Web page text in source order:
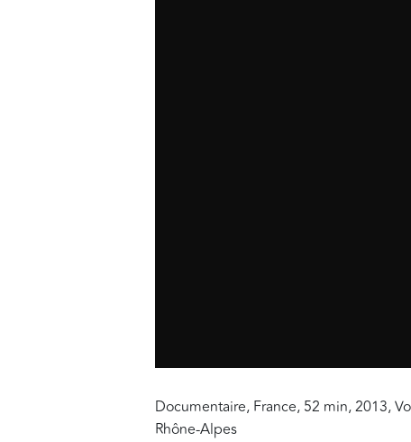
Documentaire, France, 52 min, 2013,
Rhône-Alpes